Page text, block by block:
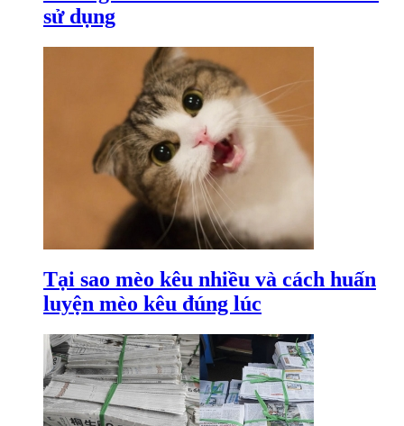
sử dụng
Tại sao mèo kêu nhiều và cách huấn
luyện mèo kêu đúng lúc